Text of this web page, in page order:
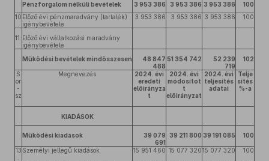
Pénzforgalom nélküli bevételek 3 953 386 3 953 386 3 953 386
100
10 Előző évi pénzmaradvány (tartalék)
igénybevétele
3 953 386 3 953 386 3 953 386 100
11. Előző évi vállalkozási maradvány
igénybevétele
Működési bevételek mindösszesen
48 847
488
51 354 742
52 239
719
102
S
or
-
sz
Megnevezés
2024. évi
eredeti
előirányza
t
2024. évi
módosítot
t
előirányzat
2024. évi
teljesítés
adatai
Telje
sítés
%-a
KIADÁSOK
Működési kiadások
39 079
691
39 211 800 39 191 085 100
13 Személyi jellegű kiadások 15 951 460 15 077 32015 077 320 100